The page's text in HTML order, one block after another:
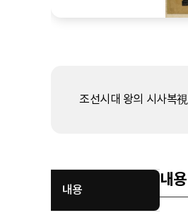
조선시대 왕의 시사복
내용
내용